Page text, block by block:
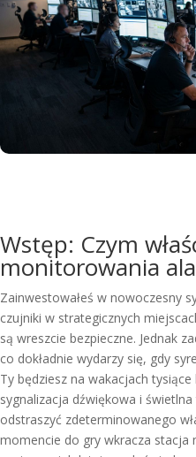
Wstęp: Czym
monitorowania
Zainwestowałeś w nowoczesny
czujniki w strategicznych
są wreszcie bezpieczne. Jednak
co dokładnie wydarzy się, gdy
Ty będziesz na wakacjach
sygnalizacja dźwiękowa i
odstraszyć zdeterminowanego
momencie do gry wkracza stacja